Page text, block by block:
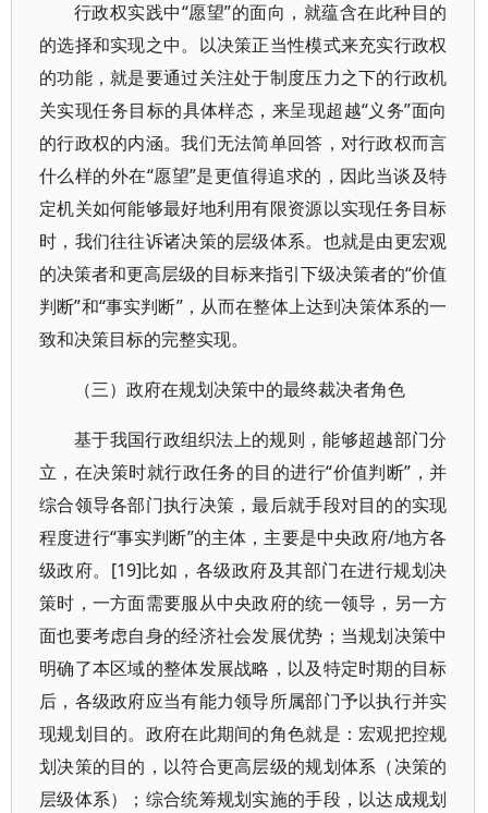
行政权实践中“愿望”的面向，就蕴含在此种目的
的选择和实现之中。以决策正当性模式来充实行政权
的功能，就是要通过关注处于制度压力之下的行政机
关实现任务目标的具体样态，来呈现超越“义务”面向
的行政权的内涵。我们无法简单回答，对行政权而言
什么样的外在“愿望”是更值得追求的，因此当谈及特
定机关如何能够最好地利用有限资源以实现任务目标
时，我们往往诉诸决策的层级体系。也就是由更宏观
的决策者和更高层级的目标来指引下级决策者的“价值
判断”和“事实判断”，从而在整体上达到决策体系的一
致和决策目标的完整实现。
（三）政府在规划决策中的最终裁决者角色
基于我国行政组织法上的规则，能够超越部门分
立，在决策时就行政任务的目的进行“价值判断”，并
综合领导各部门执行决策，最后就手段对目的的实现
程度进行“事实判断”的主体，主要是中央政府/地方各
级政府。[19]比如，各级政府及其部门在进行规划决
策时，一方面需要服从中央政府的统一领导，另一方
面也要考虑自身的经济社会发展优势；当规划决策中
明确了本区域的整体发展战略，以及特定时期的目标
后，各级政府应当有能力领导所属部门予以执行并实
现规划目的。政府在此期间的角色就是：宏观把控规
划决策的目的，以符合更高层级的规划体系（决策的
层级体系）；综合统筹规划实施的手段，以达成规划